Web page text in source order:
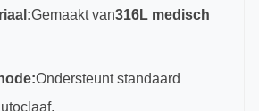
Gemaakt van316L medisch
Ondersteunt standaard